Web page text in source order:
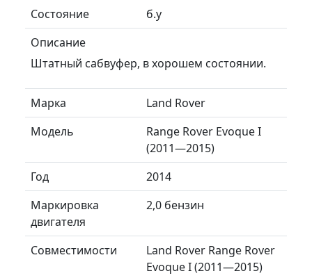
Состояние
б.у
Описание
Штатный сабвуфер, в хорошем состоянии.
Марка
Land Rover
Модель
Range Rover Evoque I
(2011—2015)
Год
2014
Маркировка
двигателя
2,0 бензин
Совместимости
Land Rover Range Rover
Evoque I (2011—2015)